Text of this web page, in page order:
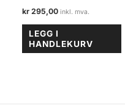
kr 295,00
LEGG I
HANDLEKURV